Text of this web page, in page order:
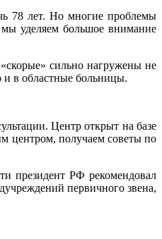
78 лет. Но многие проблемы
мы уделяем большое внимание
сильно нагружены не
и в областные больницы.
Центр открыт на базе
центром, получаем советы по
президент РФ рекомендовал
первичного звена,